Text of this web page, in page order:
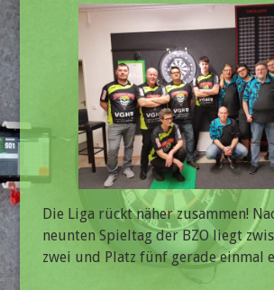
Die Liga rückt näher zusammen!
neunten Spieltag der BZO liegt
zwei und Platz fünf gerade einmal